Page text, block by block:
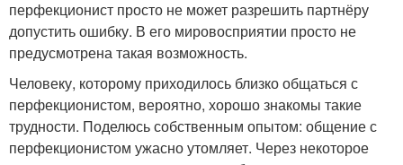
перфекционист просто не может разрешить партнёру
допустить ошибку. В его мировосприятии просто не
предусмотрена такая возможность.
Человеку, которому приходилось близко общаться с
перфекционистом, вероятно, хорошо знакомы такие
трудности. Поделюсь собственным опытом: общение с
перфекционистом ужасно утомляет. Через некоторое